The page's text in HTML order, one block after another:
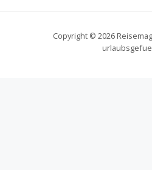
Copyright © 2026